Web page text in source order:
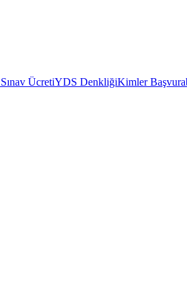
ÜcretiYDS DenkliğiKimler